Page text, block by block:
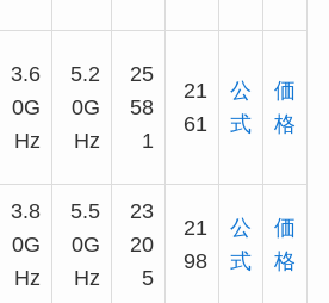
3.6
0G
Hz
5.2
0G
Hz
25
58
1
21
61
公
式
価
格
3.8
0G
Hz
5.5
0G
Hz
23
20
5
21
98
公
式
価
格